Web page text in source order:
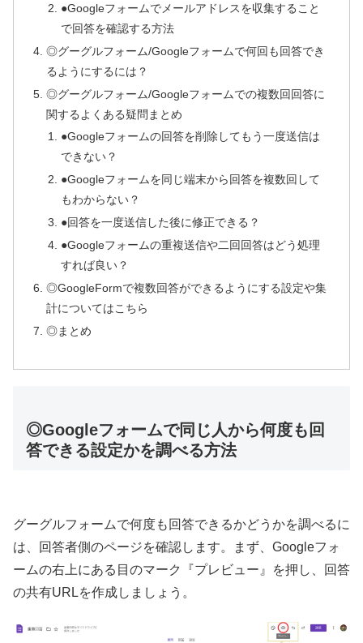
●Googleフォームでメールアドレスを収集すること
で回答を確認する方法
◎グーグルフォーム/Googleフォームで何回も回答でき
るようにするには？
◎グーグルフォーム/Googleフォームでの複数回回答に
関するよくある疑問まとめ
●Googleフォームの回答を削除してもう一度送信は
できない？
●Googleフォームを同じ端末から回答を複数回して
もわからない？
●回答を一度送信した後に修正できる？
●Googleフォームの重複送信や二回回答はどう処理
すれば良い？
◎GoogleFormで複数回答ができるようにする設定や集
計についてはこちら
◎まとめ
◎Googleフォームで同じ人から何度も回
答できる設定かを調べる方法
グーグルフォームで何度も回答できるかどうかを調べるに
は、回答者側のページを確認します。まず、Googleフォ
ームの右上にある目のマーク『プレビュー』を押し、回答
の共有URLを作成しましょう。